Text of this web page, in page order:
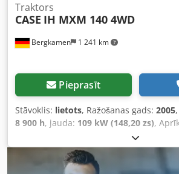
Bergkamen 1 241 km
Traktors
CASE IH MXM 140 4WD
Pieprasīt
Stāvoklis: lietots, Ražošanas gads: 2005
8 900 h, jauda: 109 kW (148,20 zs),
kondicionēšana, kabīne, pilnpiedziņa
Garums: 4 692 mm Platums: 2 507 mm
mm Riteņu bāze: 2 723 mm Nominālā